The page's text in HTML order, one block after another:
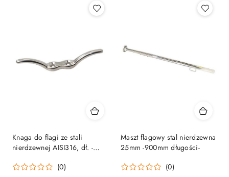
Knaga do flagi ze stali
nierdzewnej AISI316, dł. -
(0)
Maszt flagowy stal nierdzewna
25mm -900mm długości-
(0)